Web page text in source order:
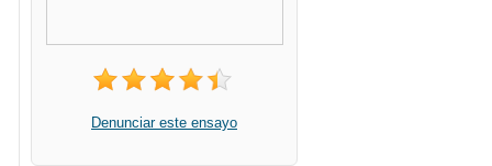
Denunciar este ensayo